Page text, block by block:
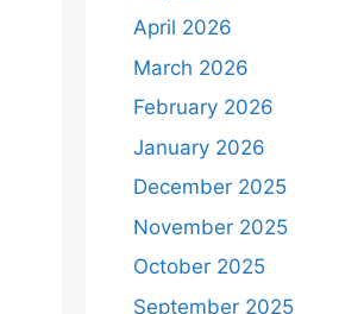
April 2026
March 2026
February 2026
January 2026
December 2025
November 2025
October 2025
September 2025